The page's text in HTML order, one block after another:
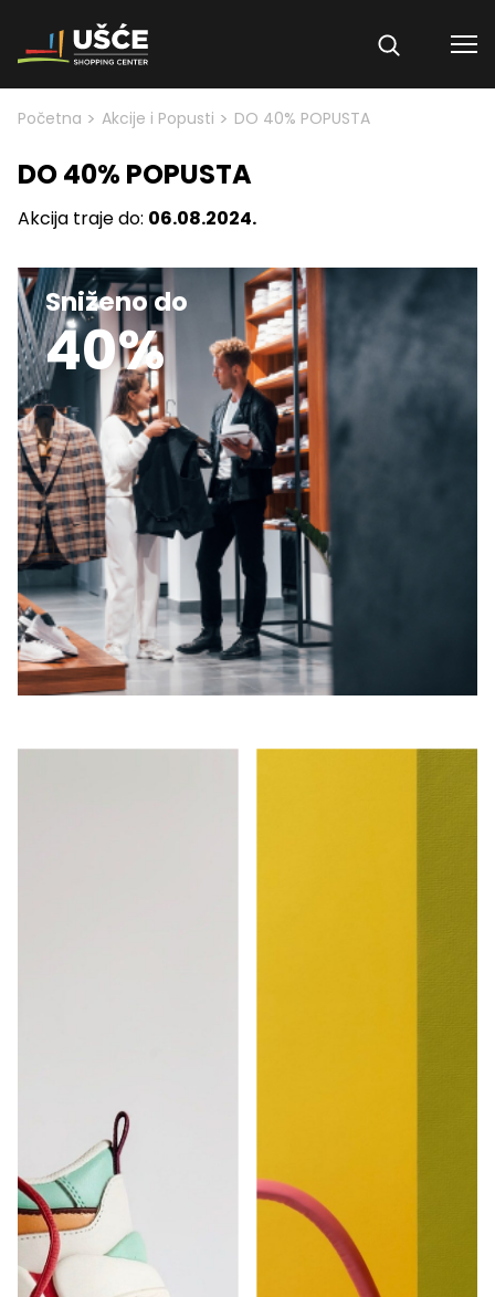
Skip to content
Početna > Akcije i Popusti > DO 40% POPUSTA
DO 40% POPUSTA
Akcija traje do: 06.08.2024.
Sniženo do
40%